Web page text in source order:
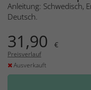
Anleitung: Schwedisch,
Deutsch.
31,90 €
Preisverlauf
Ausverkauft